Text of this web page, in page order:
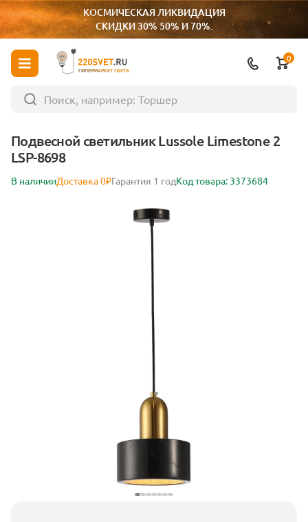
КОСМИЧЕСКАЯ ЛИКВИДАЦИЯ
СКИДКИ 30% 50% И 70%.
ГИПЕРМАРКЕТ СВЕТА
0
Подвесной светильник Lussole Limestone 2
LSP-8698
В наличииДоставка 0₽Гарантия 1 годКод товара: 3373684